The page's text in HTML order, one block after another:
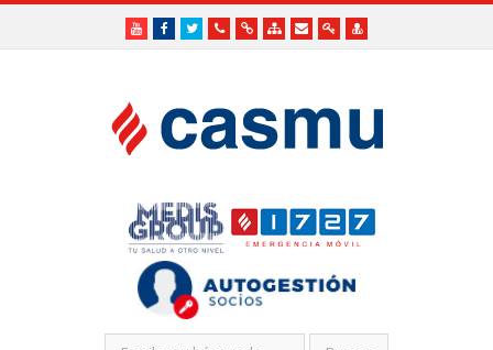
YoutubeFacebook
TwitterTeléfonos
EnlacesMapaFormularios
AccesoAcceso